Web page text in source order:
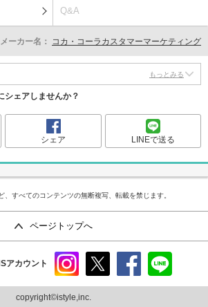
Q&A
メーカー名： コカ・コーラカスタマーマーケティング
もっとみる
シェアしませんか？
シェア LINEで送る
、すべてのコンテンツの無断複写、転載を禁じます。
ページトップへ
アカウント
ram
copyright©istyle,inc.